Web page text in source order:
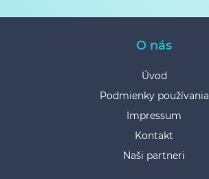
O nás
Úvod
Podmienky používania
Impressum
Kontakt
Naši partneri